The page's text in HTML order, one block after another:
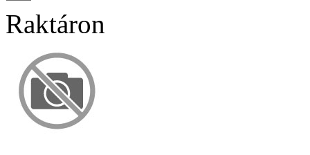
Raktáron